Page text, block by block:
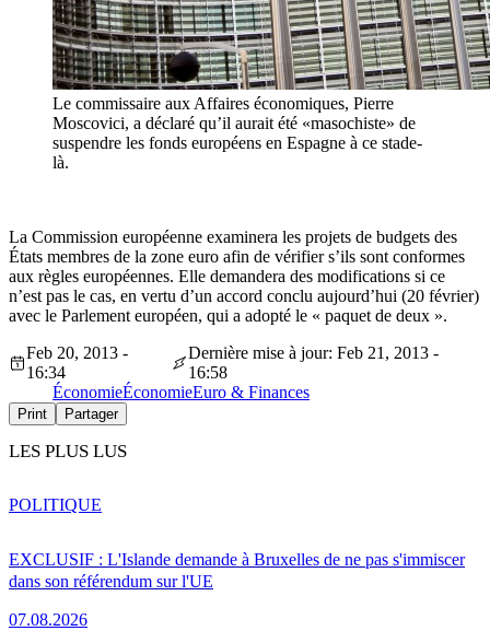
Le commissaire aux Affaires économiques, Pierre
Moscovici, a déclaré qu’il aurait été «masochiste» de
suspendre les fonds européens en Espagne à ce stade-
là.
La Commission européenne examinera les projets de budgets des
États membres de la zone euro afin de vérifier s’ils sont conformes
aux règles européennes. Elle demandera des modifications si ce
n’est pas le cas, en vertu d’un accord conclu aujourd’hui (20 février)
avec le Parlement européen, qui a adopté le « paquet de deux ».
Feb 20, 2013 -
16:34
Dernière mise à jour: Feb 21, 2013 -
16:58
ÉconomieÉconomieEuro & Finances
Print Partager
LES PLUS LUS
EXCLUSIF : L'Islande demande à Bruxelles de ne pas s'immiscer
dans son référendum sur l'UE
07.08.2026
POLITIQUE